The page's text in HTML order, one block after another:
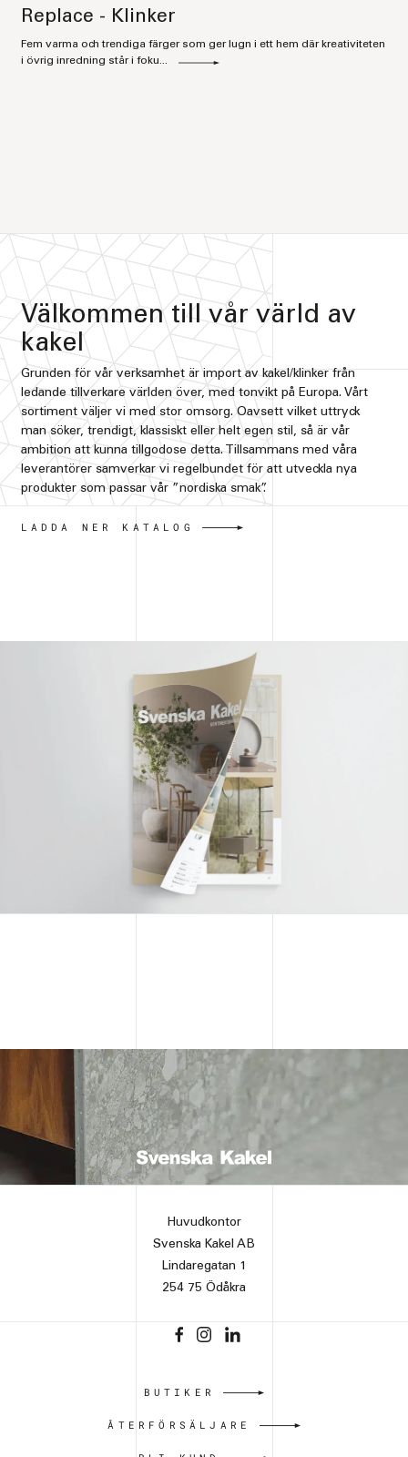
Replace - Klinker
Fem varma och trendiga färger som ger lugn i ett hem där kreativiteten
i övrig inredning står i foku...
Välkommen till vår värld av
kakel
Grunden för vår verksamhet är import av kakel/klinker från
ledande tillverkare världen över, med tonvikt på Europa. Vårt
sortiment väljer vi med stor omsorg. Oavsett vilket uttryck
man söker, trendigt, klassiskt eller helt egen stil, så är vår
ambition att kunna tillgodose detta. Tillsammans med våra
leverantörer samverkar vi regelbundet för att utveckla nya
produkter som passar vår ”nordiska smak”.
LADDA NER KATALOG
Huvudkontor
Svenska Kakel AB
Lindaregatan 1
254 75 Ödåkra
BUTIKER
ÅTERFÖRSÄLJARE